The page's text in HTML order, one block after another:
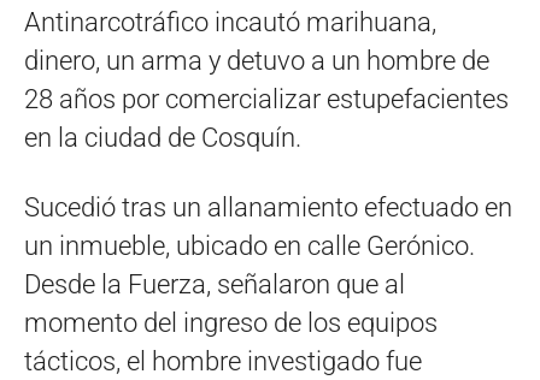
Antinarcotráfico incautó marihuana,
dinero, un arma y detuvo a un hombre de
28 años por comercializar estupefacientes
en la ciudad de Cosquín.
Sucedió tras un allanamiento efectuado en
un inmueble, ubicado en calle Gerónico.
Desde la Fuerza, señalaron que al
momento del ingreso de los equipos
tácticos, el hombre investigado fue